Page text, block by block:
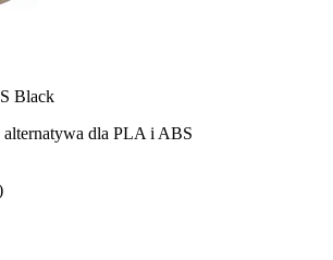
Black
alternatywa dla PLA i ABS